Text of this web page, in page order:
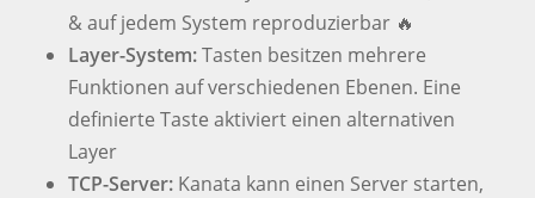
& auf jedem System reproduzierbar 🔥
Layer-System:Tasten besitzen mehrere
Funktionen auf verschiedenen Ebenen. Eine
definierte Taste aktiviert einen alternativen
Layer
TCP-Server:Kanata kann einen Server starten,